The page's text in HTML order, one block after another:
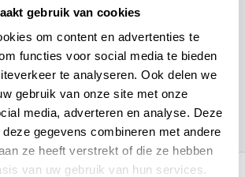
gebruik van cookies
om content en advertenties te
functies voor social media te bieden
te analyseren. Ook delen we
gebruik van onze site met onze
media, adverteren en analyse. Deze
gegevens combineren met andere
ze heeft verstrekt of die ze hebben
van uw gebruik van hun services.
2330
een 4.7/5 op